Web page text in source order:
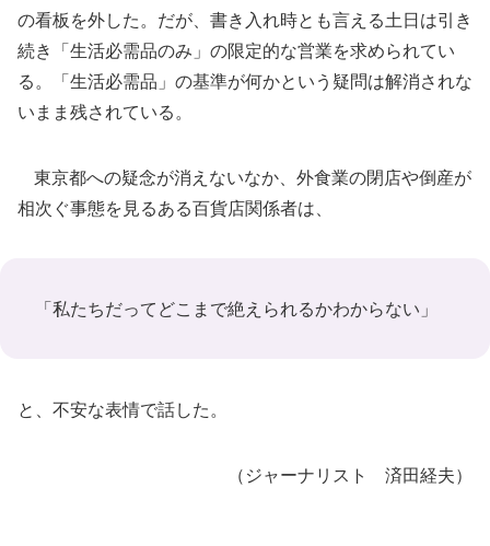
の看板を外した。だが、書き入れ時とも言える土日は引き
続き「生活必需品のみ」の限定的な営業を求められてい
る。「生活必需品」の基準が何かという疑問は解消されな
いまま残されている。
東京都への疑念が消えないなか、外食業の閉店や倒産が
相次ぐ事態を見るある百貨店関係者は、
「私たちだってどこまで絶えられるかわからない」
と、不安な表情で話した。
（ジャーナリスト 済田経夫）